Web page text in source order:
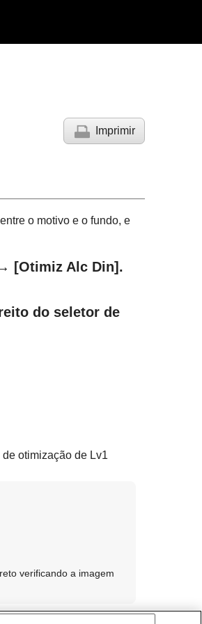
Imprimir
o motivo e o fundo, e
[Otimiz Alc Din] .
do seletor de
otimização de Lv1
verificando a imagem